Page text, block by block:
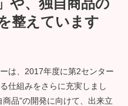
や、独自商品の
整えています
は、2017年度に第2センター
仕組みをさらに充実しまし
品"の開発に向けて、出来立